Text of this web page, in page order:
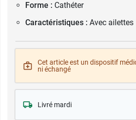
Forme : Cathéter
Caractéristiques : Avec ailettes
Cet article est un dispositif
ni échangé
Livré mardi